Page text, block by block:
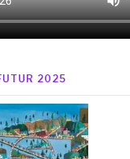
2025